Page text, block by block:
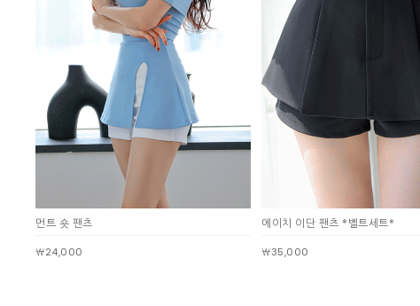
먼트 숏 팬츠
￦24,000
에이치 이단 팬츠 *벨트세트*
￦35,000